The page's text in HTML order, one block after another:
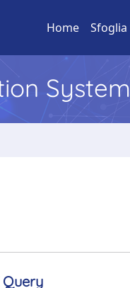
Home Sfoglia
System